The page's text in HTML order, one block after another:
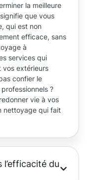
la meilleure
que vous
qui est non
efficace, sans
à
services qui
vos extérieurs
confier le
?
vie à vos
nettoyage qui fait
du